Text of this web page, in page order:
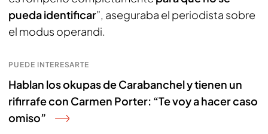
pueda identificar”, aseguraba el periodista sobre
el modus operandi.
PUEDE INTERESARTE
Hablan los okupas de Carabanchel y tienen un
rifirrafe con Carmen Porter: “Te voy a hacer caso
omiso”